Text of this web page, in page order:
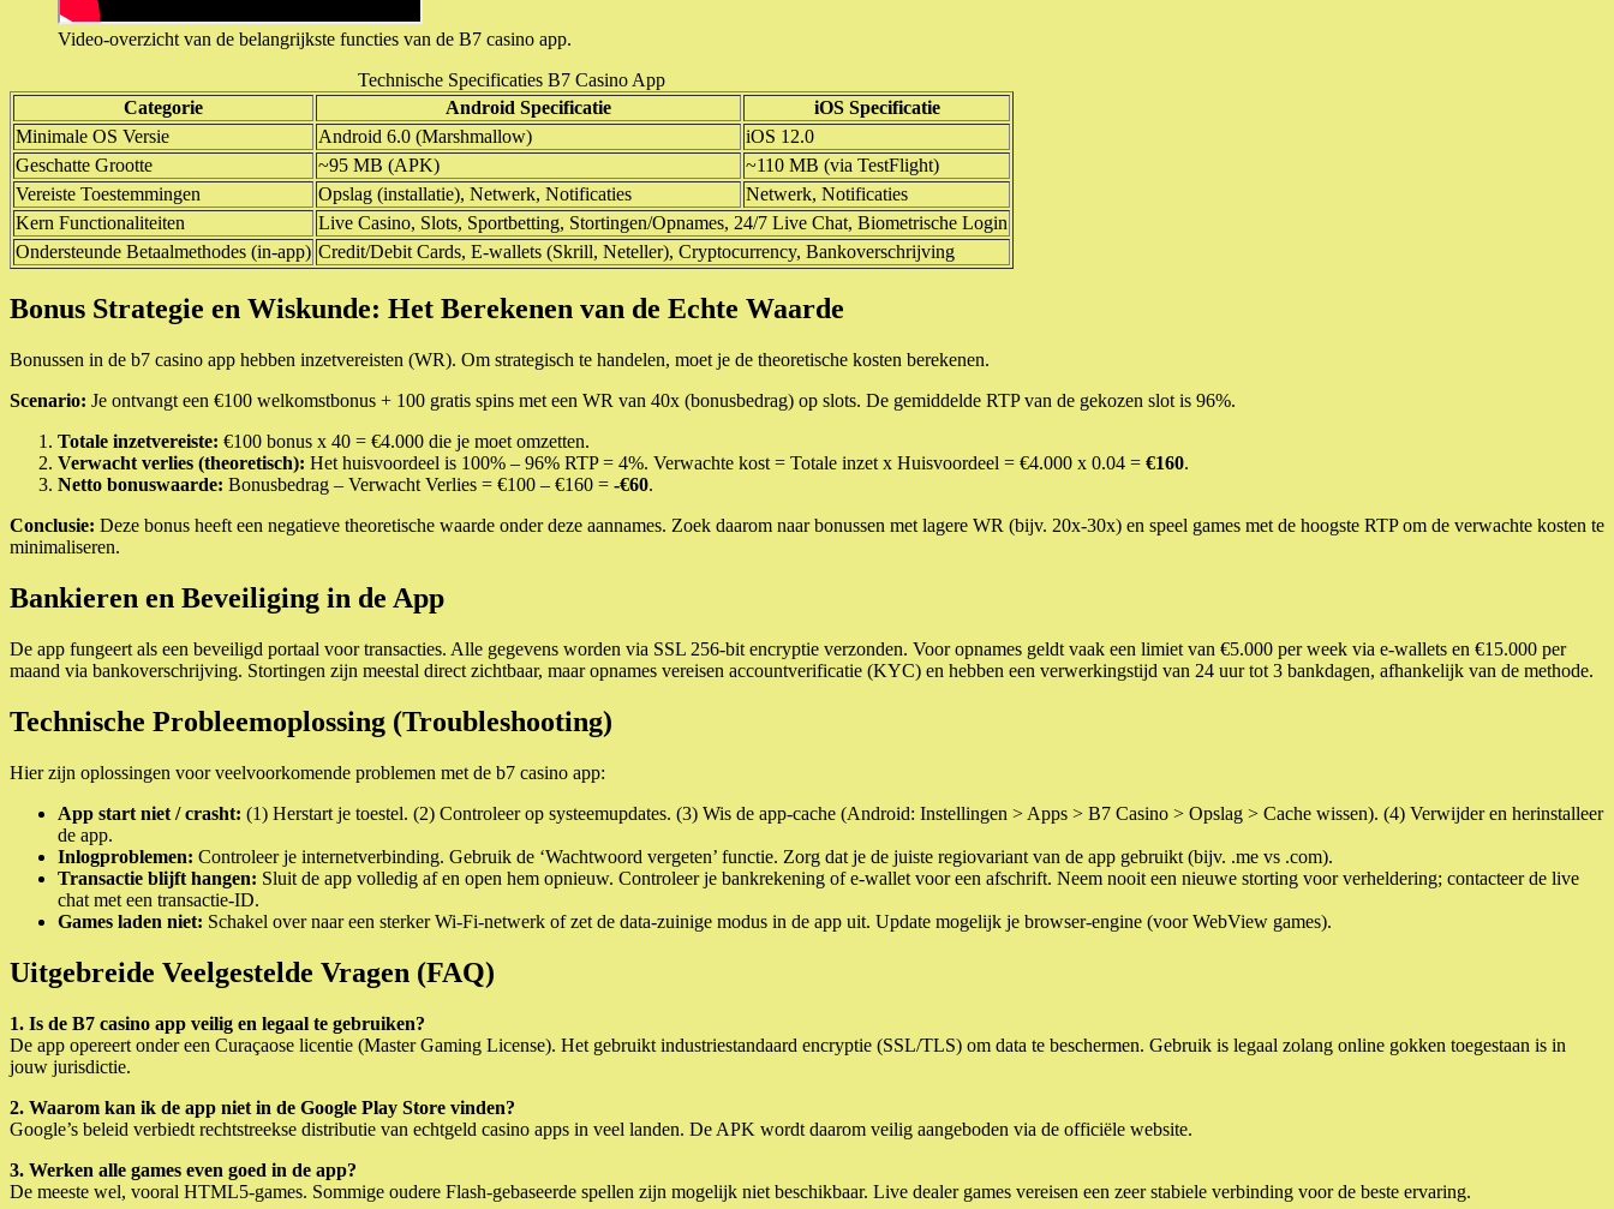
Video-overzicht van de belangrijkste functies van de B7 casino app.
Technische Specificaties B7 Casino App
Categorie
Android Specificatie
iOS Specificatie
Minimale OS Versie
Android 6.0 (Marshmallow)
iOS 12.0
Geschatte Grootte
~95 MB (APK)
~110 MB (via TestFlight)
Vereiste Toestemmingen
Opslag (installatie), Netwerk, Notificaties
Netwerk, Notificaties
Kern Functionaliteiten
Live Casino, Slots, Sportbetting, Stortingen/Opnames, 24/7 Live Chat, Biometrische Login
Ondersteunde Betaalmethodes (in-app) Credit/Debit Cards, E-wallets (Skrill, Neteller), Cryptocurrency, Bankoverschrijving
Bonus Strategie en Wiskunde: Het Berekenen van de Echte Waarde
Bonussen in de b7 casino app hebben inzetvereisten (WR). Om strategisch te handelen, moet je de theoretische kosten berekenen.
Scenario: Je ontvangt een €100 welkomstbonus + 100 gratis spins met een WR van 40x (bonusbedrag) op slots. De gemiddelde RTP van de gekozen slot is 96%.
Totale inzetvereiste: €100 bonus x 40 = €4.000 die je moet omzetten.
Verwacht verlies (theoretisch): Het huisvoordeel is 100% – 96% RTP = 4%. Verwachte kost = Totale inzet x Huisvoordeel = €4.000 x 0.04 = €160.
Netto bonuswaarde: Bonusbedrag – Verwacht Verlies = €100 – €160 = -€60.
Conclusie: Deze bonus heeft een negatieve theoretische waarde onder deze aannames. Zoek daarom naar bonussen met lagere WR (bijv. 20x-30x) en speel games met de hoogste RTP om de verwachte kosten te
minimaliseren.
Bankieren en Beveiliging in de App
De app fungeert als een beveiligd portaal voor transacties. Alle gegevens worden via SSL 256-bit encryptie verzonden. Voor opnames geldt vaak een limiet van €5.000 per week via e-wallets en €15.000 per
maand via bankoverschrijving. Stortingen zijn meestal direct zichtbaar, maar opnames vereisen accountverificatie (KYC) en hebben een verwerkingstijd van 24 uur tot 3 bankdagen, afhankelijk van de methode.
Technische Probleemoplossing (Troubleshooting)
Hier zijn oplossingen voor veelvoorkomende problemen met de b7 casino app:
App start niet / crasht: (1) Herstart je toestel. (2) Controleer op systeemupdates. (3) Wis de app-cache (Android: Instellingen > Apps > B7 Casino > Opslag > Cache wissen). (4) Verwijder en herinstalleer
de app.
Inlogproblemen: Controleer je internetverbinding. Gebruik de ‘Wachtwoord vergeten’ functie. Zorg dat je de juiste regiovariant van de app gebruikt (bijv. .me vs .com).
Transactie blijft hangen: Sluit de app volledig af en open hem opnieuw. Controleer je bankrekening of e-wallet voor een afschrift. Neem nooit een nieuwe storting voor verheldering; contacteer de live
chat met een transactie-ID.
Games laden niet: Schakel over naar een sterker Wi-Fi-netwerk of zet de data-zuinige modus in de app uit. Update mogelijk je browser-engine (voor WebView games).
Uitgebreide Veelgestelde Vragen (FAQ)
1. Is de B7 casino app veilig en legaal te gebruiken?
De app opereert onder een Curaçaose licentie (Master Gaming License). Het gebruikt industriestandaard encryptie (SSL/TLS) om data te beschermen. Gebruik is legaal zolang online gokken toegestaan is in
jouw jurisdictie.
2. Waarom kan ik de app niet in de Google Play Store vinden?
Google’s beleid verbiedt rechtstreekse distributie van echtgeld casino apps in veel landen. De APK wordt daarom veilig aangeboden via de officiële website.
3. Werken alle games even goed in de app?
De meeste wel, vooral HTML5-games. Sommige oudere Flash-gebaseerde spellen zijn mogelijk niet beschikbaar. Live dealer games vereisen een zeer stabiele verbinding voor de beste ervaring.